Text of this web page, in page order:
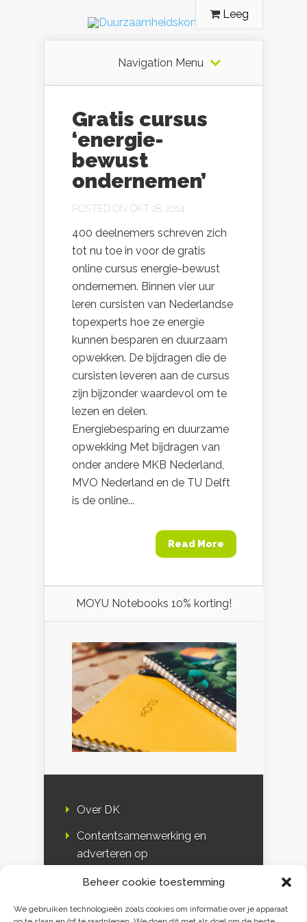
Beheer cookie toestemming
We gebruiken technologieën zoals cookies om informatie over je apparaat
Leeg
Navigation Menu
Gratis cursus
‘energie-
bewust
ondernemen’
POSTED ON OKT 28, 2014
400 deelnemers schreven zich
tot nu toe in voor de gratis
online cursus energie-bewust
ondernemen. Binnen vier uur
leren cursisten van Nederlandse
topexperts hoe ze energie
kunnen besparen en duurzaam
opwekken. De bijdragen die de
cursisten leveren aan de cursus
zijn bijzonder waardevol om te
lezen en delen.
Energiebesparing en duurzame
opwekking Met bijdragen van
onder andere MKB Nederland,
MVO Nederland en de TU Delft
is de online...
Read More
MOYU Notebooks 10% korting!
Over DK
Contentsamenwerking en
adverteren op